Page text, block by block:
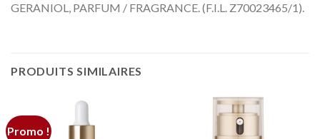
GERANIOL, PARFUM / FRAGRANCE. (F.I.L. Z70023465/1).
PRODUITS SIMILAIRES
Promo !